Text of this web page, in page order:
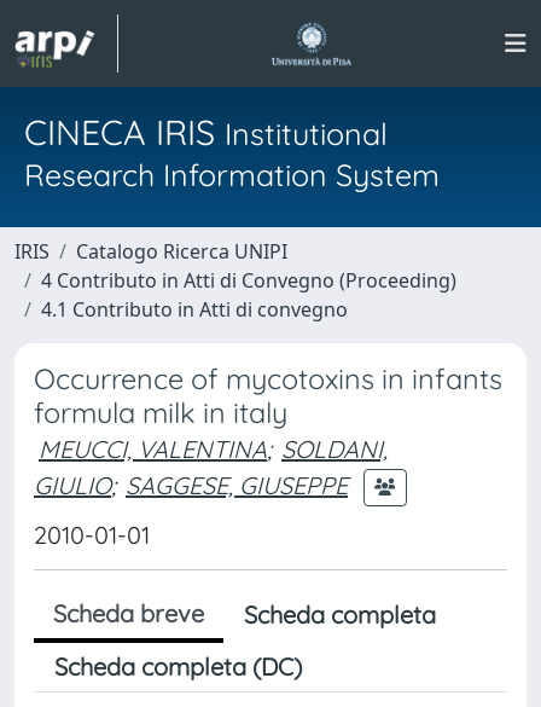
CINECA IRIS Institutional
Research Information System
IRIS
Catalogo Ricerca UNIPI
4 Contributo in Atti di Convegno (Proceeding)
4.1 Contributo in Atti di convegno
Occurrence of mycotoxins in infants
formula milk in italy
MEUCCI, VALENTINA; SOLDANI,
GIULIO; SAGGESE, GIUSEPPE
2010-01-01
Scheda breve
Scheda completa
Scheda completa (DC)